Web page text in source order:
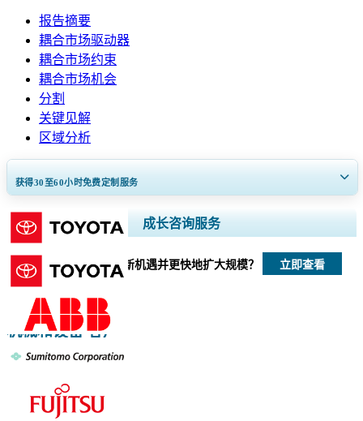
报告摘要
耦合市场驱动器
耦合市场约束
耦合市场机会
分割
关键见解
区域分析
获得30至60小时免费定制服务
扩大区域和国家覆盖范围， 细分市场分析， 公司简介， 竞争基准分析，
以及最终用户洞察。
立即定制
成长咨询服务
我们如何帮助您发现新机遇并更快地扩大规模？ 立即查看
机械和设备 客户
请与我们联系